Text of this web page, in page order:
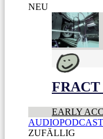
NEU
FRACT
EARLY
ZUFÄLLIG